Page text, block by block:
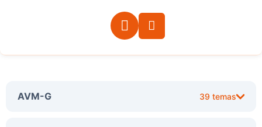
AVM-G 39 temas